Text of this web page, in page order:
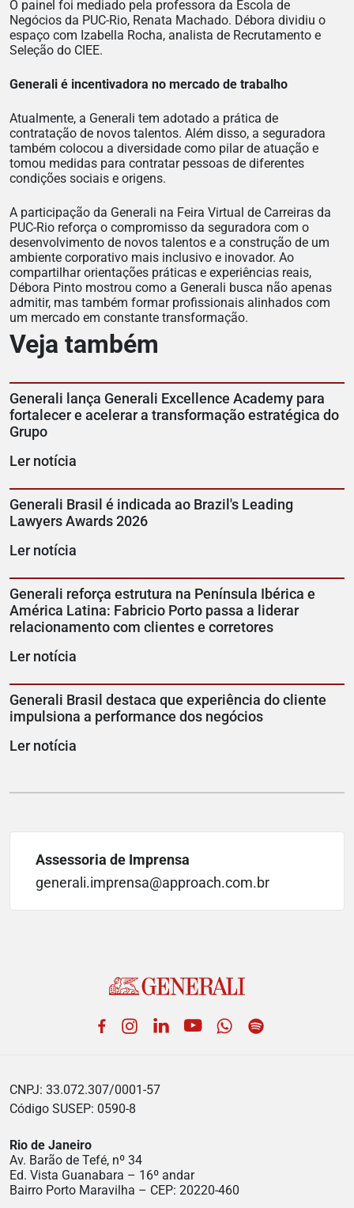
O painel foi mediado pela professora da Escola de
Negócios da PUC-Rio, Renata Machado. Débora dividiu o
espaço com Izabella Rocha, analista de Recrutamento e
Seleção do CIEE.
Generali é incentivadora no mercado de trabalho
Atualmente, a Generali tem adotado a prática de
contratação de novos talentos. Além disso, a seguradora
também colocou a diversidade como pilar de atuação e
tomou medidas para contratar pessoas de diferentes
condições sociais e origens.
A participação da Generali na Feira Virtual de Carreiras da
PUC-Rio reforça o compromisso da seguradora com o
desenvolvimento de novos talentos e a construção de um
ambiente corporativo mais inclusivo e inovador. Ao
compartilhar orientações práticas e experiências reais,
Débora Pinto mostrou como a Generali busca não apenas
admitir, mas também formar profissionais alinhados com
um mercado em constante transformação.
Veja também
Generali lança Generali Excellence Academy para
fortalecer e acelerar a transformação estratégica do
Grupo
Ler notícia
Generali Brasil é indicada ao Brazil's Leading
Lawyers Awards 2026
Ler notícia
Generali reforça estrutura na Península Ibérica e
América Latina: Fabricio Porto passa a liderar
relacionamento com clientes e corretores
Ler notícia
Generali Brasil destaca que experiência do cliente
impulsiona a performance dos negócios
Ler notícia
Assessoria de Imprensa
generali.imprensa@approach.com.br
Facebook
Instagram
LinkedIn
YouTubeWhatsApp
CNPJ: 33.072.307/0001-57
Código SUSEP: 0590-8
Rio de Janeiro
Av. Barão de Tefé, nº 34
Ed. Vista Guanabara – 16º andar
Bairro Porto Maravilha – CEP: 20220-460